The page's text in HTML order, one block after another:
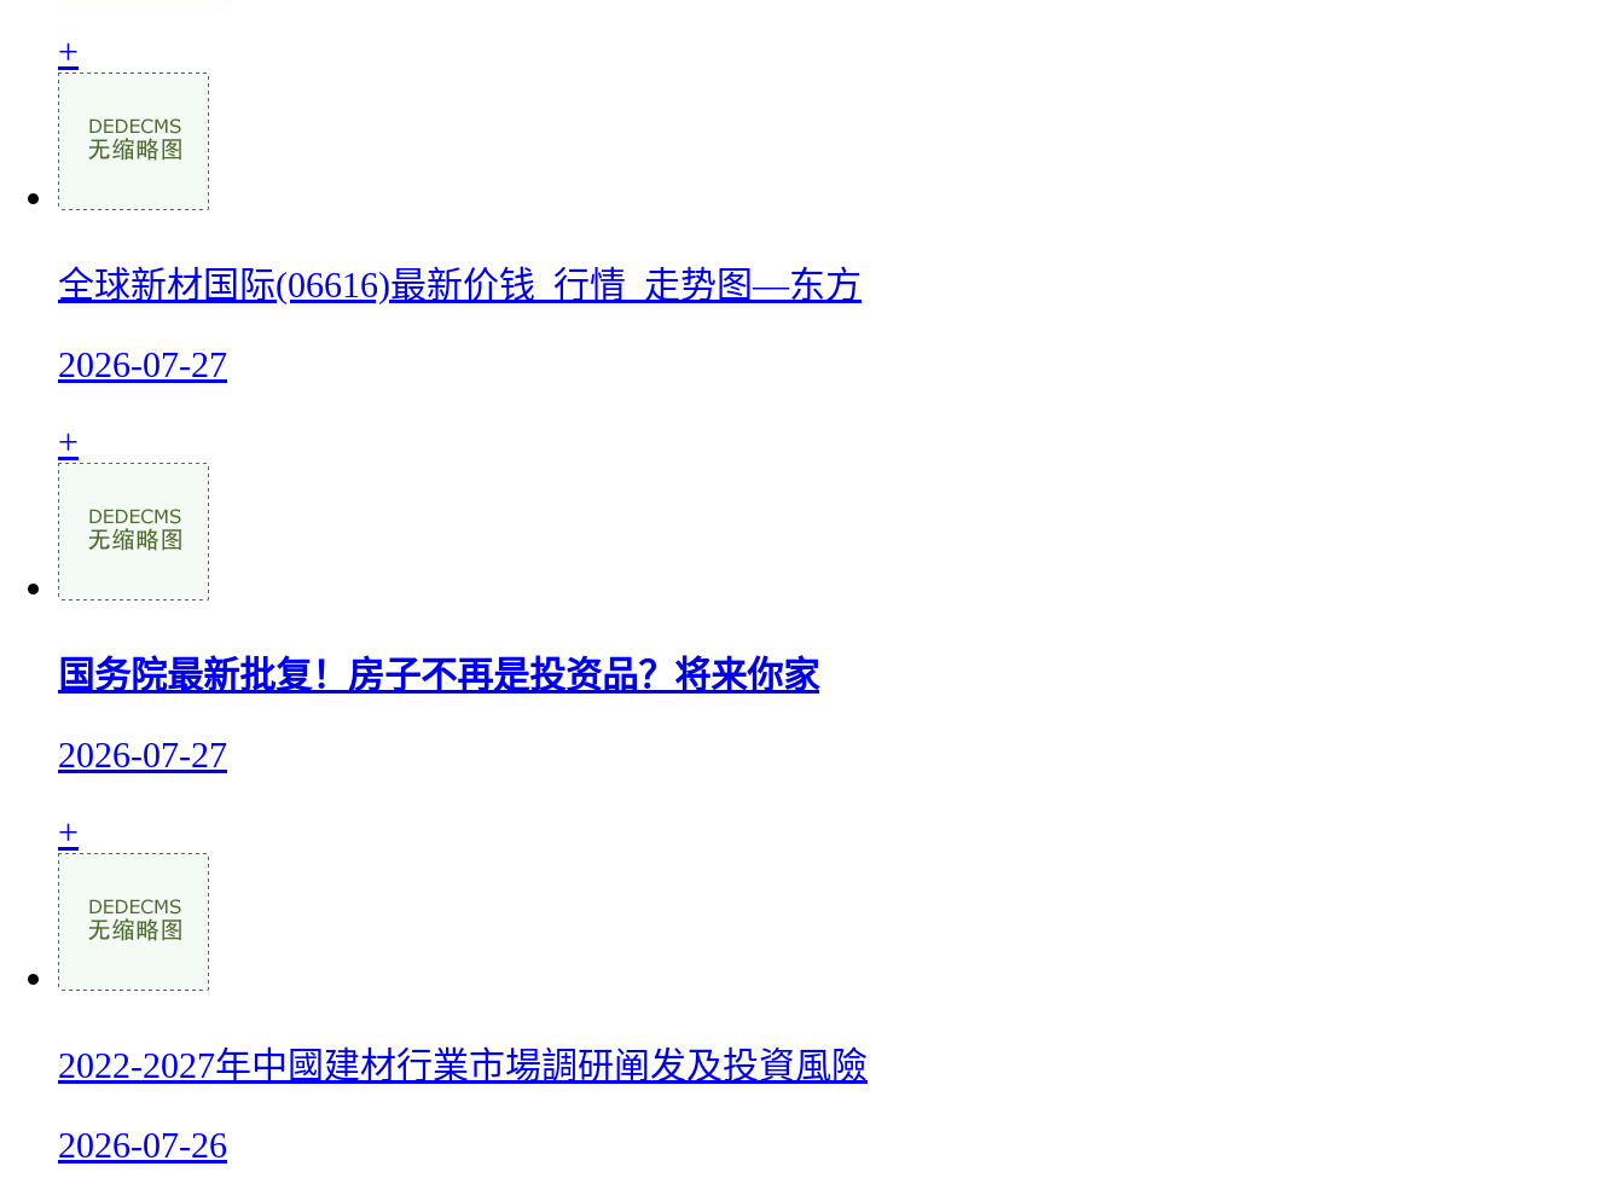
+
全球新材国际(06616)最新价钱_行情_走势图—东方
2026-07-27
+
国务院最新批复！房子不再是投资品？将来你家
2026-07-27
+
2022-2027年中國建材行業市場調研阐发及投資風險
2026-07-26